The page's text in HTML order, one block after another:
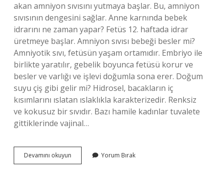
akan amniyon sıvısını yutmaya başlar. Bu, amniyon
sıvısının dengesini sağlar. Anne karnında bebek
idrarını ne zaman yapar? Fetüs 12. haftada idrar
üretmeye başlar. Amniyon sıvısı bebeği besler mi?
Amniyotik sıvı, fetüsün yaşam ortamıdır. Embriyo ile
birlikte yaratılır, gebelik boyunca fetüsü korur ve
besler ve varlığı ve işlevi doğumla sona erer. Doğum
suyu çiş gibi gelir mi? Hidrosel, bacakların iç
kısımlarını ıslatan ıslaklıkla karakterizedir. Renksiz
ve kokusuz bir sıvıdır. Bazı hamile kadınlar tuvalete
gittiklerinde vajinal…
Devamını okuyun Amniyon
Sıvısı
Yorum Bırak